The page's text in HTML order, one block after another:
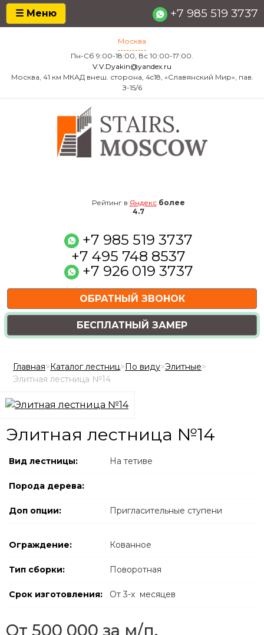
☰ Меню +7 985 519 3737
Москва
Пн-Сб 9:00-18:00, Вс 10:00-17:00.
V.V.Dyakin@yandex.ru
Москва, 41 км МКАД внеш. сторона, 4c18, «Славянский Мир», пав.
З-15/6
Рейтинг в Яндекс более
4.7
+7 985 519 3737
+7 495 748 8537
+7 926 019 3737
ОБРАТНЫЙ ЗВОНОК
БЕСПЛАТНЫЙ ЗАМЕР
Главная> Каталог лестниц> По виду>Элитные>
Элитная лестница №14
Элитная лестница №14
Вид лестницы: На тетиве
Порода дерева:
Доп опции: Пригласительные ступени
Ограждение: Кованное
Тип сборки: Поворотная
Срок изготовления: От 3-х месяцев
От 500 000 за м/п.